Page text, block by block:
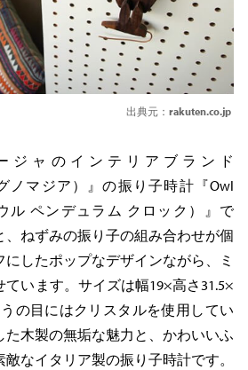
出典元： rakuten.co.jp
ジャのインテリアブランド
グノマジア）』の振り子時計『Owl
ル ペンデュラム クロック）』で
ねずみの振り子の組み合わせが個
したポップなデザインながら、ミ
います。サイズは幅19×高さ31.5×
の目にはクリスタルを使用してい
た木製の無垢な魅力と、かわいいふ
なイタリア製の振り子時計です。